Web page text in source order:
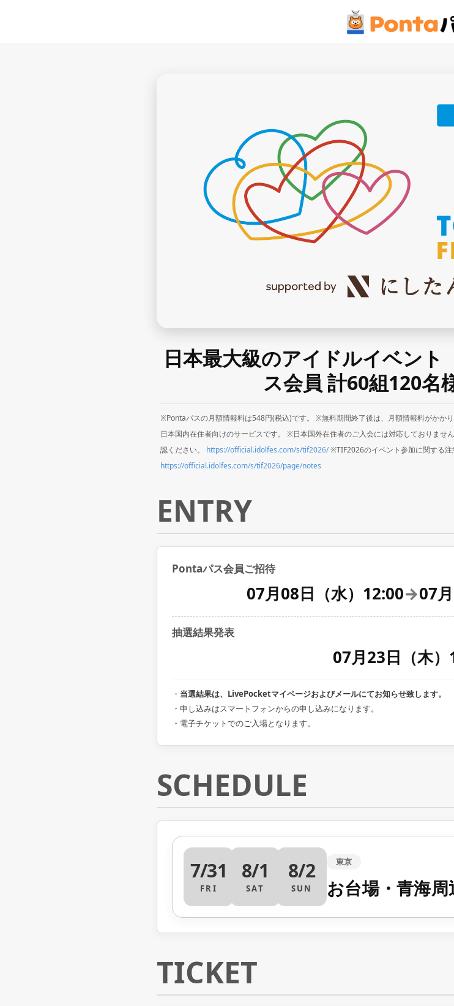
日本最大級のアイドルイベン
ス会員 計60組120名
※Pontaパスの月額情報料は548円(税込)です。 ※無料期間終了後は、月額情報料がかか
日本国内在住者向けのサービスです。 ※日本国外在住者のご入会には対応しておりま
認ください。 https://official.idolfes.com/s/tif2026/※TIF2026のイベント参加に関する注
https://official.idolfes.com/s/tif2026/page/notes
ENTRY
Pontaパス会員ご招待
07月08日（水）12:00→07
抽選結果発表
07月23日（木
・ 当選結果は、LivePocketマイページおよびメールにてお知らせ致します。
・申し込みはスマートフォンからの申し込みになります。
・電子チケットでのご入場となります。
SCHEDULE
7/31
FRI
8/1
SAT
8/2
SUN
東京
お台場・青海
TICKET